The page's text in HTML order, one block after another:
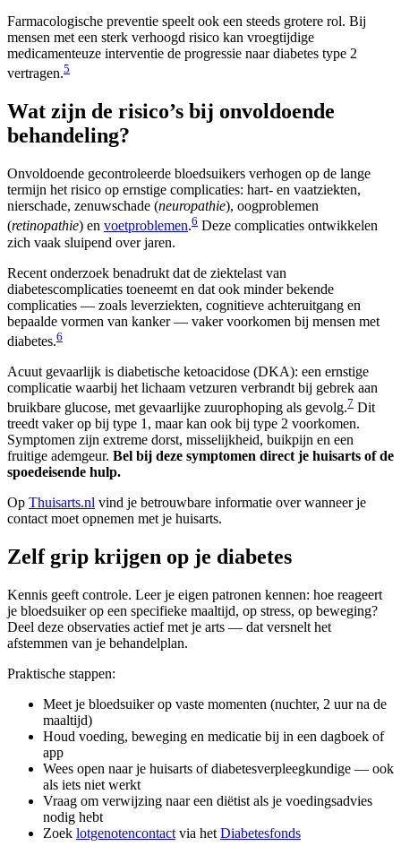
Farmacologische preventie speelt ook een steeds grotere rol. Bij
mensen met een sterk verhoogd risico kan vroegtijdige
medicamenteuze interventie de progressie naar diabetes type 2
vertragen.5
Wat zijn de risico’s bij onvoldoende
behandeling?
Onvoldoende gecontroleerde bloedsuikers verhogen op de lange
termijn het risico op ernstige complicaties: hart- en vaatziekten,
nierschade, zenuwschade (neuropathie), oogproblemen
(retinopathie) en voetproblemen.6 Deze complicaties ontwikkelen
zich vaak sluipend over jaren.
Recent onderzoek benadrukt dat de ziektelast van
diabetescomplicaties toeneemt en dat ook minder bekende
complicaties — zoals leverziekten, cognitieve achteruitgang en
bepaalde vormen van kanker — vaker voorkomen bij mensen met
diabetes.6
Acuut gevaarlijk is diabetische ketoacidose (DKA): een ernstige
complicatie waarbij het lichaam vetzuren verbrandt bij gebrek aan
bruikbare glucose, met gevaarlijke zuurophoping als gevolg.7 Dit
treedt vaker op bij type 1, maar kan ook bij type 2 voorkomen.
Symptomen zijn extreme dorst, misselijkheid, buikpijn en een
fruitige ademgeur. Bel bij deze symptomen direct je huisarts of de
spoedeisende hulp.
Op Thuisarts.nl vind je betrouwbare informatie over wanneer je
contact moet opnemen met je huisarts.
Zelf grip krijgen op je diabetes
Kennis geeft controle. Leer je eigen patronen kennen: hoe reageert
je bloedsuiker op een specifieke maaltijd, op stress, op beweging?
Deel deze observaties actief met je arts — dat versnelt het
afstemmen van je behandelplan.
Praktische stappen:
Meet je bloedsuiker op vaste momenten (nuchter, 2 uur na de
maaltijd)
Houd voeding, beweging en medicatie bij in een dagboek of
app
Wees open naar je huisarts of diabetesverpleegkundige — ook
als iets niet werkt
Vraag om verwijzing naar een diëtist als je voedingsadvies
nodig hebt
Zoek lotgenotencontact via het Diabetesfonds